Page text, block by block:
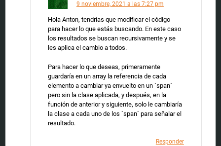
9 noviembre, 2021 a las 7:27 pm
Hola Anton, tendrías que modificar el código
para hacer lo que estás buscando. En este caso
los resultados se buscan recursivamente y se
les aplica el cambio a todos.
Para hacer lo que deseas, primeramente
guardaría en un array la referencia de cada
elemento a cambiar ya envuelto en un `span`
pero sin la clase aplicada, y después, en la
función de anterior y siguiente, solo le cambiaría
la clase a cada uno de los `span` para señalar el
resultado.
Responder